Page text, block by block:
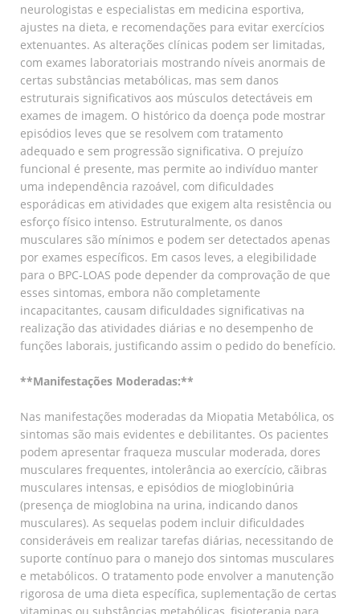
neurologistas e especialistas em medicina esportiva,
ajustes na dieta, e recomendações para evitar exercícios
extenuantes. As alterações clínicas podem ser limitadas,
com exames laboratoriais mostrando níveis anormais de
certas substâncias metabólicas, mas sem danos
estruturais significativos aos músculos detectáveis em
exames de imagem. O histórico da doença pode mostrar
episódios leves que se resolvem com tratamento
adequado e sem progressão significativa. O prejuízo
funcional é presente, mas permite ao indivíduo manter
uma independência razoável, com dificuldades
esporádicas em atividades que exigem alta resistência ou
esforço físico intenso. Estruturalmente, os danos
musculares são mínimos e podem ser detectados apenas
por exames específicos. Em casos leves, a elegibilidade
para o BPC-LOAS pode depender da comprovação de que
esses sintomas, embora não completamente
incapacitantes, causam dificuldades significativas na
realização das atividades diárias e no desempenho de
funções laborais, justificando assim o pedido do benefício.
**Manifestações Moderadas:**
Nas manifestações moderadas da Miopatia Metabólica, os
sintomas são mais evidentes e debilitantes. Os pacientes
podem apresentar fraqueza muscular moderada, dores
musculares frequentes, intolerância ao exercício, cãibras
musculares intensas, e episódios de mioglobinúria
(presença de mioglobina na urina, indicando danos
musculares). As sequelas podem incluir dificuldades
consideráveis em realizar tarefas diárias, necessitando de
suporte contínuo para o manejo dos sintomas musculares
e metabólicos. O tratamento pode envolver a manutenção
rigorosa de uma dieta específica, suplementação de certas
vitaminas ou substâncias metabólicas, fisioterapia para